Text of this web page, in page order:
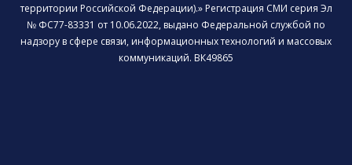
территории Российской Федерации).» Регистрация СМИ серия Эл
№ ФС77-83331 от 10.06.2022, выдано Федеральной службой по
надзору в сфере связи, информационных технологий и массовых
коммуникаций. ВК49865